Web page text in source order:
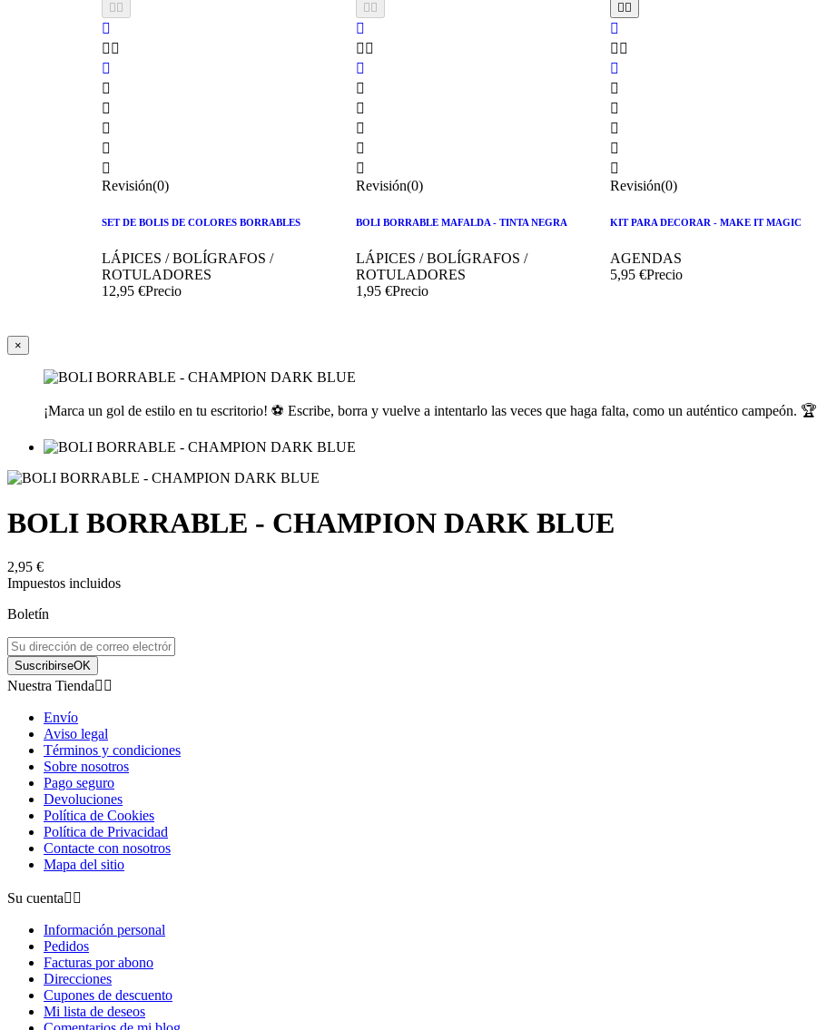
 

 






Revisión(0)
SET DE BOLIS DE COLORES BORRABLES
LÁPICES / BOLÍGRAFOS /
ROTULADORES
12,95 €Precio
 

 






Revisión(0)
BOLI BORRABLE MAFALDA - TINTA NEGRA
LÁPICES / BOLÍGRAFOS /
ROTULADORES
1,95 €Precio
 

 






Revisión(0)
KIT PARA DECORAR - MAKE IT MAGIC
AGENDAS
5,95 €Precio




Revisión(0)
BOLI BORRABLE - KITTY PINK
LÁPICES / BOLÍGRAFOS /
ROTULADORES
2,95 €
×
¡Marca un gol de estilo en tu escritorio! ⚽ Escribe, borra y vuelve a intentarlo las veces que haga falta, como un auténtico campeón. 🏆
BOLI BORRABLE - CHAMPION DARK BLUE
2,95 €
Impuestos incluidos
Boletín
SuscribirseOK
Nuestra Tienda 
Envío
Aviso legal
Términos y condiciones
Sobre nosotros
Pago seguro
Devoluciones
Política de Cookies
Política de Privacidad
Contacte con nosotros
Mapa del sitio
Su cuenta 
Información personal
Pedidos
Facturas por abono
Direcciones
Cupones de descuento
Mi lista de deseos